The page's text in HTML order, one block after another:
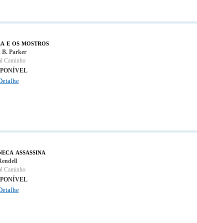
e os mostros
B. Parker
Caminho
assassina
Caminho